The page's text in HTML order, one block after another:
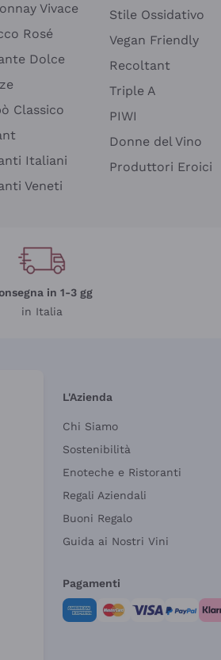
Vivace
Rosé
Dolce
Classico
Italiani
Veneti
Stile Ossidativo
Vegan Friendly
Recoltant
Triple A
PIWI
Donne del Vino
Produttori Eroici
in 1-3 gg
in Italia
L'Azienda
Chi Siamo
Sostenibilità
Enoteche e Ristoranti
Regali Aziendali
Buoni Regalo
Guida ai Nostri Vini
Pagamenti